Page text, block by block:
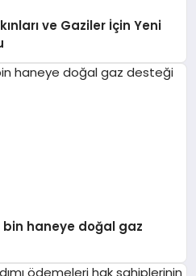
ve Gaziler İçin Yeni
bin haneye doğal gaz